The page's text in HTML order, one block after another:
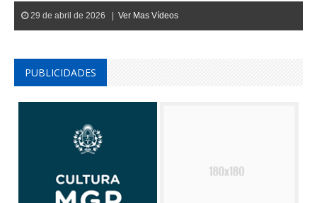
29 de abril de 2026 | Ver Mas Vídeos
PUBLICIDADES